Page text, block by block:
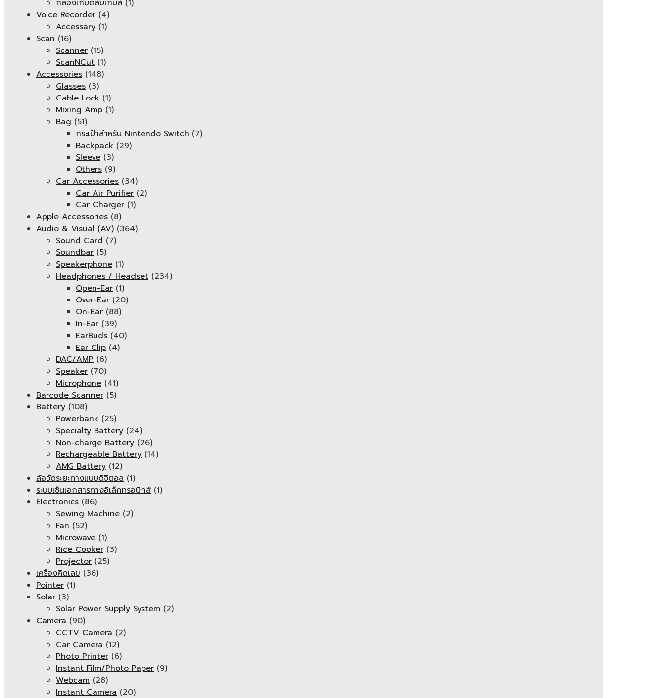
กล่องเก็บตลับเกมส์ (1)
Voice Recorder (4)
Accessary (1)
Scan (16)
Scanner (15)
ScanNCut (1)
Accessories (148)
Glasses (3)
Cable Lock (1)
Mixing Amp (1)
Bag (51)
กระเป๋าสำหรับ Nintendo Switch (7)
Backpack (29)
Sleeve (3)
Others (9)
Car Accessories (34)
Car Air Purifier (2)
Car Charger (1)
Apple Accessories (8)
Audio & Visual (AV) (364)
Sound Card (7)
Soundbar (5)
Speakerphone (1)
Headphones / Headset (234)
Open-Ear (1)
Over-Ear (20)
On-Ear (88)
In-Ear (39)
EarBuds (40)
Ear Clip (4)
DAC/AMP (6)
Speaker (70)
Microphone (41)
Barcode Scanner (5)
Battery (108)
Powerbank (25)
Specialty Battery (24)
Non-charge Battery (26)
Rechargeable Battery (14)
AMG Battery (12)
ล้อวัดระยะทางแบบดิจิตอล (1)
ระบบเซ็นเอกสารทางอิเล็กทรอนิกส์ (1)
Electronics (86)
Sewing Machine (2)
Fan (52)
Microwave (1)
Rice Cooker (3)
Projector (25)
เครื่องคิดเลข (36)
Pointer (1)
Solar (3)
Solar Power Supply System (2)
Camera (90)
CCTV Camera (2)
Car Camera (12)
Photo Printer (6)
Instant Film/Photo Paper (9)
Webcam (28)
Instant Camera (20)